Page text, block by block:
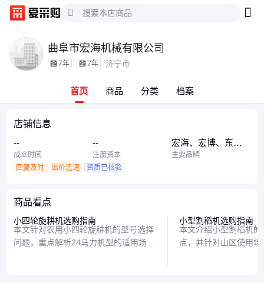
曲阜市宏海机械有限公司
7年 7年 济宁市
首页 商品 分类 档案
店铺信息
--
成立时间
--
注册资本
宏海、宏博、东方
红
主要品牌
回复及时
出价迅速 资质已核验
商品看点
小四轮旋耕机选购指南
本文针对农用小四轮旋耕机的型号选择
问题，重点解析24马力机型的适用场景
小型割稻机选购指南
本文介绍小型割稻机
点，并针对山区使用